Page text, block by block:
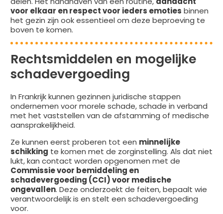
voor elkaar en respect voor ieders emoties binnen
het gezin zijn ook essentieel om deze beproeving te
boven te komen.
Rechtsmiddelen en mogelijke
schadevergoeding
In Frankrijk kunnen gezinnen juridische stappen
ondernemen voor morele schade, schade in verband
met het vaststellen van de afstamming of medische
aansprakelijkheid.
Ze kunnen eerst proberen tot een minnelijke
schikking te komen met de zorginstelling. Als dat niet
lukt, kan contact worden opgenomen met de
Commissie voor bemiddeling en
schadevergoeding (CCI) voor medische
ongevallen. Deze onderzoekt de feiten, bepaalt wie
verantwoordelijk is en stelt een schadevergoeding
voor.